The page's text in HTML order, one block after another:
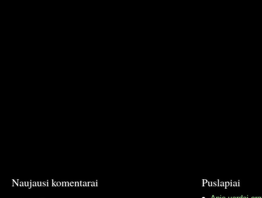
Naujausi komentarai Puslapiai